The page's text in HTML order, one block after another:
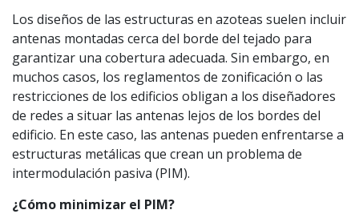
Los diseños de las estructuras en azoteas suelen incluir
antenas montadas cerca del borde del tejado para
garantizar una cobertura adecuada. Sin embargo, en
muchos casos, los reglamentos de zonificación o las
restricciones de los edificios obligan a los diseñadores
de redes a situar las antenas lejos de los bordes del
edificio. En este caso, las antenas pueden enfrentarse a
estructuras metálicas que crean un problema de
intermodulación pasiva (PIM).
¿Cómo minimizar el PIM?